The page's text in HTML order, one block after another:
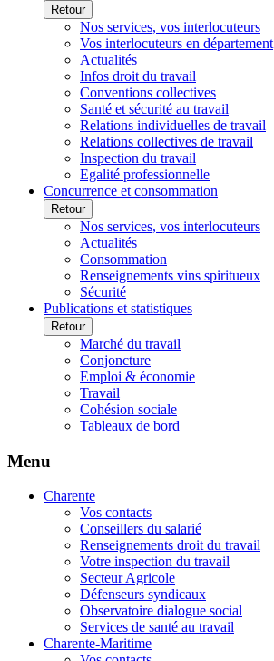
Retour
Nos services, vos interlocuteurs
Vos interlocuteurs en département
Actualités
Infos droit du travail
Conventions collectives
Santé et sécurité au travail
Relations individuelles de travail
Relations collectives de travail
Inspection du travail
Egalité professionnelle
Concurrence et consommation
Retour
Nos services, vos interlocuteurs
Actualités
Consommation
Renseignements vins spiritueux
Sécurité
Publications et statistiques
Retour
Marché du travail
Conjoncture
Emploi & économie
Travail
Cohésion sociale
Tableaux de bord
Menu
Charente
Vos contacts
Conseillers du salarié
Renseignements droit du travail
Votre inspection du travail
Secteur Agricole
Défenseurs syndicaux
Observatoire dialogue social
Services de santé au travail
Charente-Maritime